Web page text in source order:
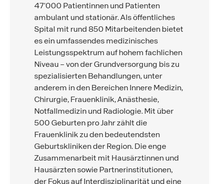
47'000 Patientinnen und Patienten
ambulant und stationär. Als öffentliches
Spital mit rund 850 Mitarbeitenden bietet
es ein umfassendes medizinisches
Leistungsspektrum auf hohem fachlichen
Niveau – von der Grundversorgung bis zu
spezialisierten Behandlungen, unter
anderem in den Bereichen Innere Medizin,
Chirurgie, Frauenklinik, Anästhesie,
Notfallmedizin und Radiologie. Mit über
500 Geburten pro Jahr zählt die
Frauenklinik zu den bedeutendsten
Geburtskliniken der Region. Die enge
Zusammenarbeit mit Hausärztinnen und
Hausärzten sowie Partnerinstitutionen,
der Fokus auf Interdisziplinarität und eine